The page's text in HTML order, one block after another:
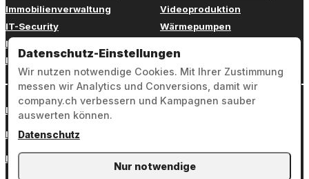
Immobilienverwaltung
IT-Security
IT-Support
Klimaanlagen
Videoproduktion
Wärmepumpen
Werbung
Login
Impressum
Datenschutz
Datenschutz-Einstellungen
Wir nutzen notwendige Cookies. Mit Ihrer Zustimmung
messen wir Analytics und Conversions, damit wir
company.ch verbessern und Kampagnen sauber
auswerten können.
Datenschutz
Nur notwendige